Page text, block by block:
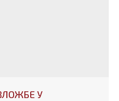
У